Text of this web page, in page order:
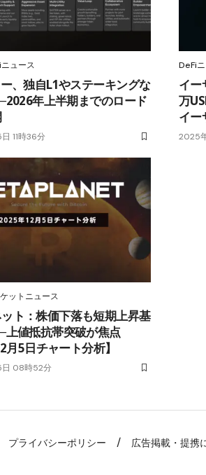
ュース
、独自L1やステーキングな
年上半期までのロード
11時36分
DeFi
イー
万
イー
2025
ットニュース
ト：株価下落も短期上昇基
値抵抗帯突破が焦点
月5日チャート分析】
08時52分
プライバシーポリシー 広告掲載・提携